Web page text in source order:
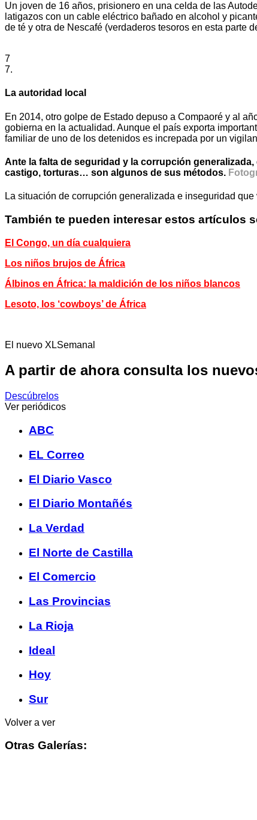
Un joven de 16 años, prisionero en una celda de las
latigazos con un cable eléctrico bañado en alcohol y
de té y otra de Nescafé (verdaderos tesoros en esta parte
7
7.
La autoridad local
En 2014, otro golpe de Estado depuso a Compaoré y al
gobierna en la actualidad. Aunque el país exporta
familiar de uno de los detenidos es increpada por un
Ante la falta de seguridad y la corrupción
castigo, torturas… son algunos de sus métodos.
La situación de corrupción generalizada e inseguridad
También te pueden interesar estos artículos
El Congo, un día cualquiera
Los niños brujos de África
Álbinos en África: la maldición de los niños blancos
Lesoto, los ‘cowboys’ de África
El nuevo XLSemanal
A partir de ahora consulta los
Descúbrelos
Ver periódicos
ABC
EL Correo
El Diario Vasco
El Diario Montañés
La Verdad
El Norte de Castilla
El Comercio
Las Provincias
La Rioja
Ideal
Hoy
Sur
Volver a ver
Otras Galerías: